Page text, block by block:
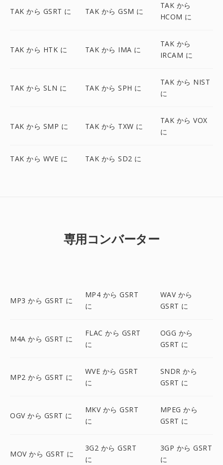
TAK から GSRT に TAK から GSM に
TAK から
HCOM に
TAK から HTK に TAK から IMA に
TAK から
IRCAM に
TAK から SLN に TAK から SPH に
TAK から NIST
に
TAK から SMP に TAK から TXW に
TAK から VOX
に
TAK から WVE に TAK から SD2 に
専用コンバーター
MP3 から GSRT に
MP4 から GSRT
に
WAV から
GSRT に
M4A から GSRT に
FLAC から GSRT
に
OGG から
GSRT に
MP2 から GSRT に
WVE から GSRT
に
SNDR から
GSRT に
OGV から GSRT に
MKV から GSRT
に
MPEG から
GSRT に
MOV から GSRT に
3G2 から GSRT
に
3GP から GSRT
に